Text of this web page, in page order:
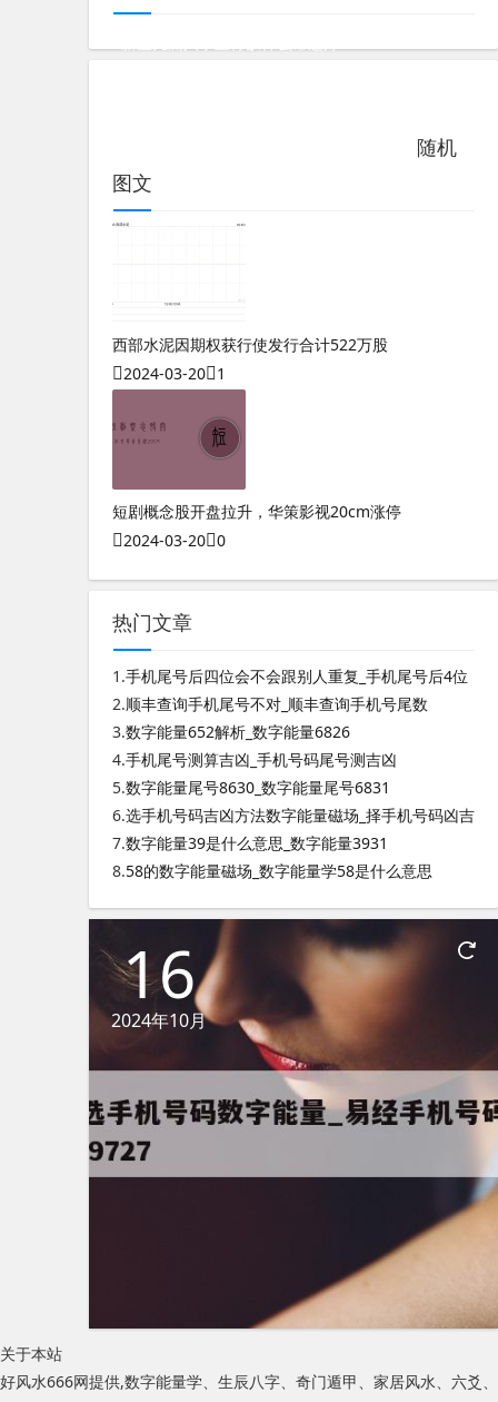
随机
图文
西部水泥因期权获行使发行合计522万股
2024-03-20 1
短剧概念股开盘拉升，华策影视20cm涨停
2024-03-20 0
热门文章
1.手机尾号后四位会不会跟别人重复_手机尾号后4位
2.顺丰查询手机尾号不对_顺丰查询手机号尾数
3.数字能量652解析_数字能量6826
4.手机尾号测算吉凶_手机号码尾号测吉凶
5.数字能量尾号8630_数字能量尾号6831
6.选手机号码吉凶方法数字能量磁场_择手机号码凶吉
7.数字能量39是什么意思_数字能量3931
8.58的数字能量磁场_数字能量学58是什么意思
16
2024年10月
关于本站
好风水666网提供,数字能量学、生辰八字、奇门遁甲、家居风水、六爻、